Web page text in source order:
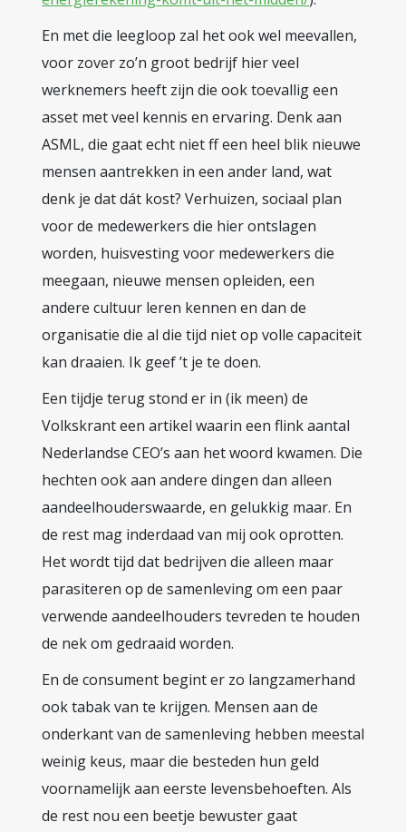
En met die leegloop zal het ook wel meevallen,
voor zover zo’n groot bedrijf hier veel
werknemers heeft zijn die ook toevallig een
asset met veel kennis en ervaring. Denk aan
ASML, die gaat echt niet ff een heel blik nieuwe
mensen aantrekken in een ander land, wat
denk je dat dát kost? Verhuizen, sociaal plan
voor de medewerkers die hier ontslagen
worden, huisvesting voor medewerkers die
meegaan, nieuwe mensen opleiden, een
andere cultuur leren kennen en dan de
organisatie die al die tijd niet op volle capaciteit
kan draaien. Ik geef ’t je te doen.
Een tijdje terug stond er in (ik meen) de
Volkskrant een artikel waarin een flink aantal
Nederlandse CEO’s aan het woord kwamen. Die
hechten ook aan andere dingen dan alleen
aandeelhouderswaarde, en gelukkig maar. En
de rest mag inderdaad van mij ook oprotten.
Het wordt tijd dat bedrijven die alleen maar
parasiteren op de samenleving om een paar
verwende aandeelhouders tevreden te houden
de nek om gedraaid worden.
En de consument begint er zo langzamerhand
ook tabak van te krijgen. Mensen aan de
onderkant van de samenleving hebben meestal
weinig keus, maar die besteden hun geld
voornamelijk aan eerste levensbehoeften. Als
de rest nou een beetje bewuster gaat